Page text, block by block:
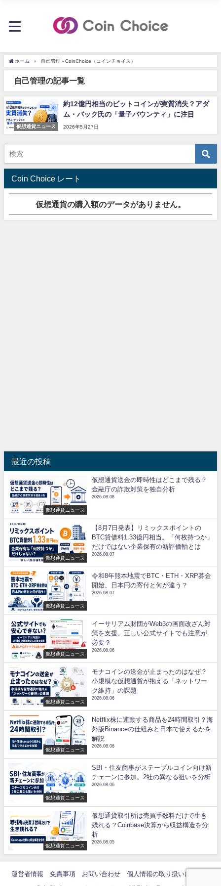
ホーム 自己管理 - CoinChoice（コインチョイス）
自己管理の記事一覧
仮想通貨ニュース
約12億円相当のビットコインが実質消失？アダ
ム・バック氏の「量子バウンティ」に注目
2026年5月27日
Coin Choice レート
仮想通貨の購入額のデータがありません。
最近の投稿
仮想通貨ニュース
仮想通貨送金の即時性はどこまで残る？
金融庁の詐欺対策を独自分析
2026.08.08
仮想通貨ニュース
【8月7日発表】リミックスポイントの
BTC貸借料1.33億円相当。「何枚持つか」
だけではない企業保有の新評価軸とは
2026.08.07
仮想通貨ニュース
令和8年熊本地震でBTC・ETH・XRP募金
開始。日本円の寄付と何が違う？
2026.08.07
仮想通貨ニュース
イーサリアム財団がWeb3の画面改ざん対
策を支援。正しい公式サイトでも注意が
必要？
2026.08.06
仮想通貨ニュース
モナコインの送金が止まったのはなぜ？
小規模な仮想通貨が抱える「ネットワー
ク維持」の課題
2026.08.06
仮想通貨ニュース
Netflix株に連動する商品を24時間取引？海
外版Binanceの仕組みと日本で使えるかを
解説
2026.08.06
仮想通貨ニュース
SBI・住友商事がステーブルコイン向け新
チェーンに参加。2社の異なる狙いを分析
2026.08.06
仮想通貨ニュース
仮想通貨取引所は売買手数料だけで生き
残れる？Coinbase決算から収益構造を分
析
2026.08.05
運営者情報 免責事項 お問い合わせ 個人情報の取り扱いについて